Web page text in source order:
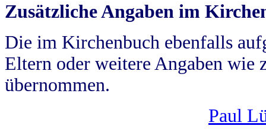
Zusätzliche Angaben im
Die im Kirchenbuch ebenfalls
Eltern oder weitere Angaben wie
übernommen.
Paul